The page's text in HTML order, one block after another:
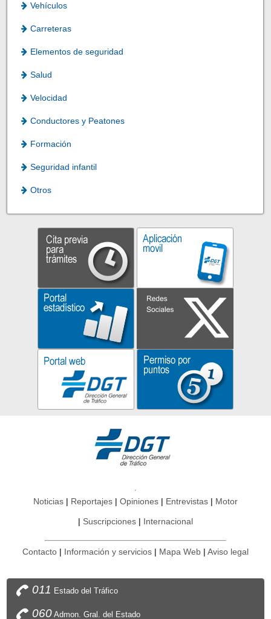
Vehículos
Carreteras
Elementos de seguridad
Salud
Velocidad
Conductores y Peatones
Formación
Seguridad infantil
Otros
Noticias Reportajes Opiniones Entrevistas Motor
Suscripciones Internacional
Contacto Información y servicios Mapa Web Aviso legal
011 Estado del Tráfico
060Admon. Gral. del Estado